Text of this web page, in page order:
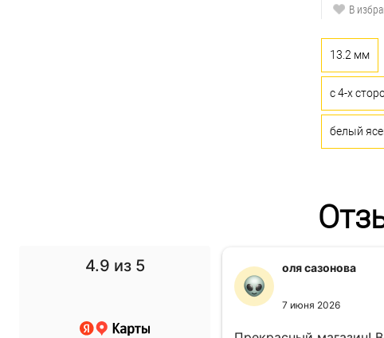
В
13.2 мм
с 4-х
белый
4.9 из 5 оля сазонова
7 июня 2026